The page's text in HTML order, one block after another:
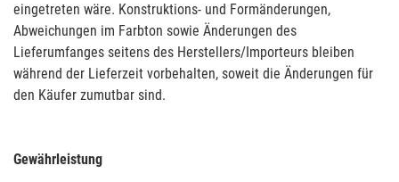
eingetreten wäre. Konstruktions- und Formänderungen,
Abweichungen im Farbton sowie Änderungen des
Lieferumfanges seitens des Herstellers/Importeurs bleiben
während der Lieferzeit vorbehalten, soweit die Änderungen für
den Käufer zumutbar sind.
Gewährleistung